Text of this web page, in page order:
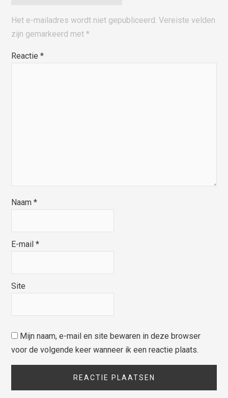
Het e-mailadres wordt niet gepubliceerd. Vereiste velden
zijn gemarkeerd met*
Reactie*
Naam*
E-mail*
Site
Mijn naam, e-mail en site bewaren in deze browser
voor de volgende keer wanneer ik een reactie plaats.